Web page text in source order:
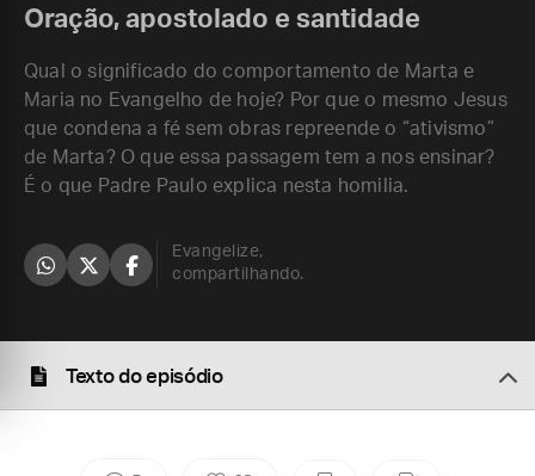
Oração, apostolado e santidade
Qual o significado do comportamento de Marta e
Maria no Evangelho de hoje? Por que o mesmo Jesus
que condena a fé sem obras repreende o “ativismo”
de Marta? O que essa passagem tem a nos ensinar?
É o que Padre Paulo explica nesta homilia.
Evangelize,
compartilhando.
Texto do episódio